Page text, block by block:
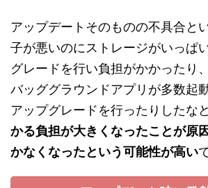
アップデートそのものの不具合と
子が悪いのにストレージがいっぱ
グレードを行い負担がかかったり
バッググラウンドアプリが多数起
アップグレードを行ったりしたなど
かる負担が大きくなったことが原
かなくなったという可能性が高い